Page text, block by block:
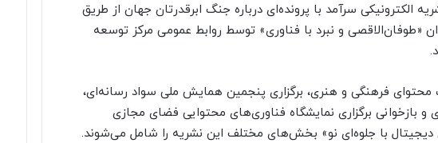
الکترونیکی سرآمد با پرونده‌ای درباره جنگ ابرقدرتان جهان از طریق
«طوفان‌الاقصی و نبرد با فناوری» توسط روابط عمومی مرکز توسعه
فرهنگی و هنری، برگزاری پنجمین همایش ملی سواد رسانه‌ای،
برگزاری نمایشگاه فناوری‌های محتوایی فضای مجازی
با جلوه‌ای نو» بخش‌های مختلف این نشریه را شامل می‌شوند.